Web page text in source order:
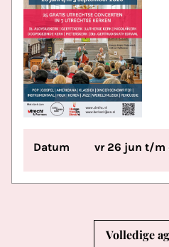
Datum vr 26 jun t/m
Volledige